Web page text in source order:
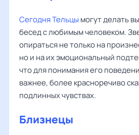
Сегодня Тельцы могут делать
бесед с любимым человеком.
опираться не только на
но и на их эмоциональный
что для понимания его
важнее, более красноречиво
подлинных чувствах.
Близнецы